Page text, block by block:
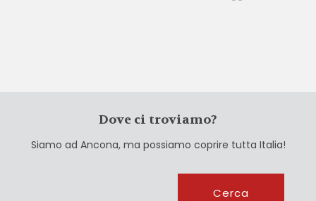
Dove ci troviamo?
Siamo ad Ancona, ma possiamo coprire tutta Italia!
Cerca